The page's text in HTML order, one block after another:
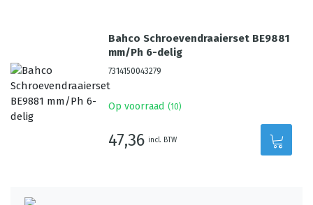
Bahco Schroevendraaierset BE9881
mm/Ph 6-delig
7314150043279
Op voorraad (10)
47,36 incl. BTW